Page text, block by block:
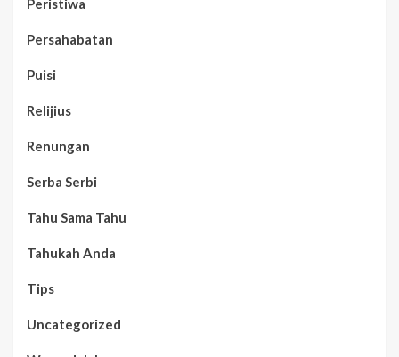
Peristiwa
Persahabatan
Puisi
Relijius
Renungan
Serba Serbi
Tahu Sama Tahu
Tahukah Anda
Tips
Uncategorized